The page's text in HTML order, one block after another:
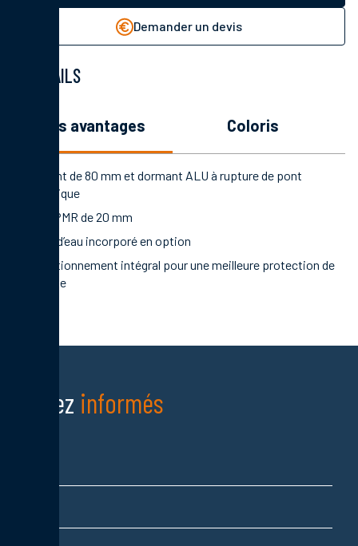
Demander un devis
DÉTAILS
les avantages coloris
Ouvrant de 80 mm et dormant ALU à rupture de pont
thermique
Seuil PMR de 20 mm
Rejet d’eau incorporé en option
Conditionnement intégral pour une meilleure protection de
la porte
Restez informés